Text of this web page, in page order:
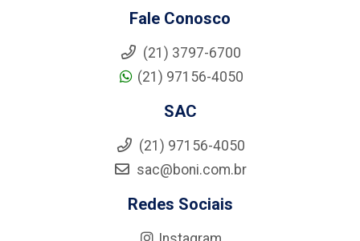
Fale Conosco
(21) 3797-6700
(21) 97156-4050
SAC
(21) 97156-4050
sac@boni.com.br
Redes Sociais